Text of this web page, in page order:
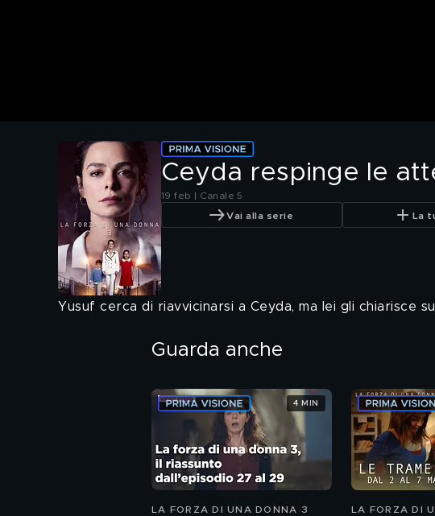
Ceyda respinge le
19 feb | Canale 5
Vai alla serie La
Yusuf cerca di riavvicinarsi a Ceyda, ma lei gli chiarisce
Guarda anche
LA FORZA DI UNA DONNA 3
4 MIN
LA FORZA DI